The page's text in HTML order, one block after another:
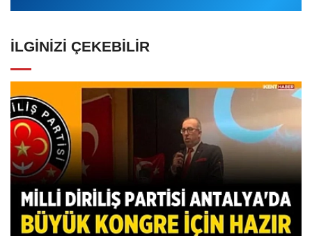
İLGINIZI ÇEKEBILIR